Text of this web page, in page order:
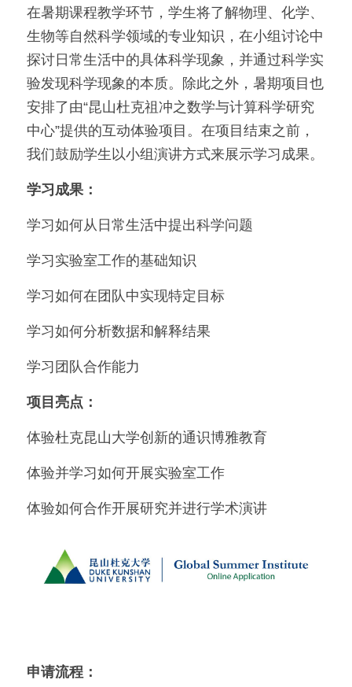
在暑期课程教学环节，学生将了解物理、化学、
生物等自然科学领域的专业知识，在小组讨论中
探讨日常生活中的具体科学现象，并通过科学实
验发现科学现象的本质。除此之外，暑期项目也
安排了由“昆山杜克祖冲之数学与计算科学研究
中心”提供的互动体验项目。在项目结束之前，
我们鼓励学生以小组演讲方式来展示学习成果。
学习成果：
学习如何从日常生活中提出科学问题
学习实验室工作的基础知识
学习如何在团队中实现特定目标
学习如何分析数据和解释结果
学习团队合作能力
项目亮点：
体验杜克昆山大学创新的通识博雅教育
体验并学习如何开展实验室工作
体验如何合作开展研究并进行学术演讲
申请流程：